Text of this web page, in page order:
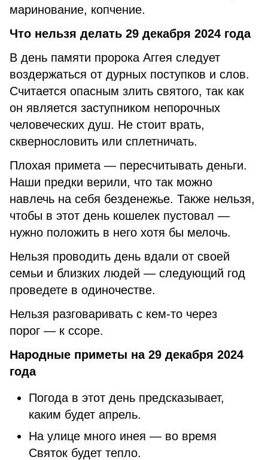
маринование, копчение.
Что нельзя делать 29 декабря 2024 года
В день памяти пророка Аггея следует
воздержаться от дурных поступков и слов.
Считается опасным злить святого, так как
он является заступником непорочных
человеческих душ. Не стоит врать,
сквернословить или сплетничать.
Плохая примета — пересчитывать деньги.
Наши предки верили, что так можно
навлечь на себя безденежье. Также нельзя,
чтобы в этот день кошелек пустовал —
нужно положить в него хотя бы мелочь.
Нельзя проводить день вдали от своей
семьи и близких людей — следующий год
проведете в одиночестве.
Нельзя разговаривать с кем-то через
порог — к ссоре.
Народные приметы на 29 декабря 2024
года
Погода в этот день предсказывает,
каким будет апрель.
На улице много инея — во время
Святок будет тепло.